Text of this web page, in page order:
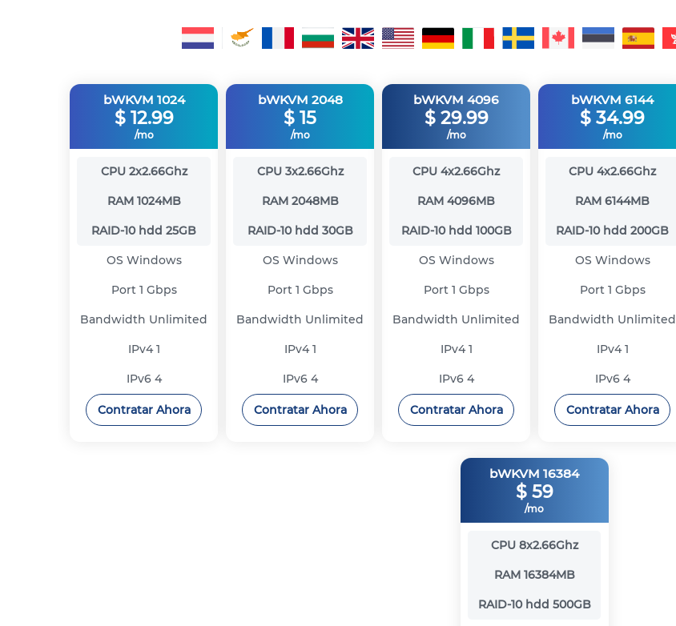
bWKVM 1024
$ 12.99
/mo
CPU 2x2.66Ghz
RAM 1024MB
RAID-10 hdd 25GB
OS Windows
Port 1 Gbps
Bandwidth Unlimited
IPv41
IPv6 4
Contratar Ahora
bWKVM 2048
$ 15
/mo
CPU 3x2.66Ghz
RAM 2048MB
RAID-10 hdd 30GB
OS Windows
Port 1 Gbps
Bandwidth Unlimited
IPv41
IPv6 4
Contratar Ahora
bWKVM 4096
$ 29.99
/mo
CPU 4x2.66Ghz
RAM 4096MB
RAID-10 hdd 100GB
OS Windows
Port 1 Gbps
Bandwidth Unlimited
IPv41
IPv6 4
Contratar Ahora
bWKVM 6144
$ 34.99
/mo
CPU 4x2.66Ghz
RAM 6144MB
RAID-10 hdd 200GB
OS Windows
Port 1 Gbps
Bandwidth Unlimited
IPv41
IPv6 4
Contratar Ahora
bWKVM 16384
$ 59
/mo
CPU 8x2.66Ghz
RAM 16384MB
RAID-10 hdd 500GB